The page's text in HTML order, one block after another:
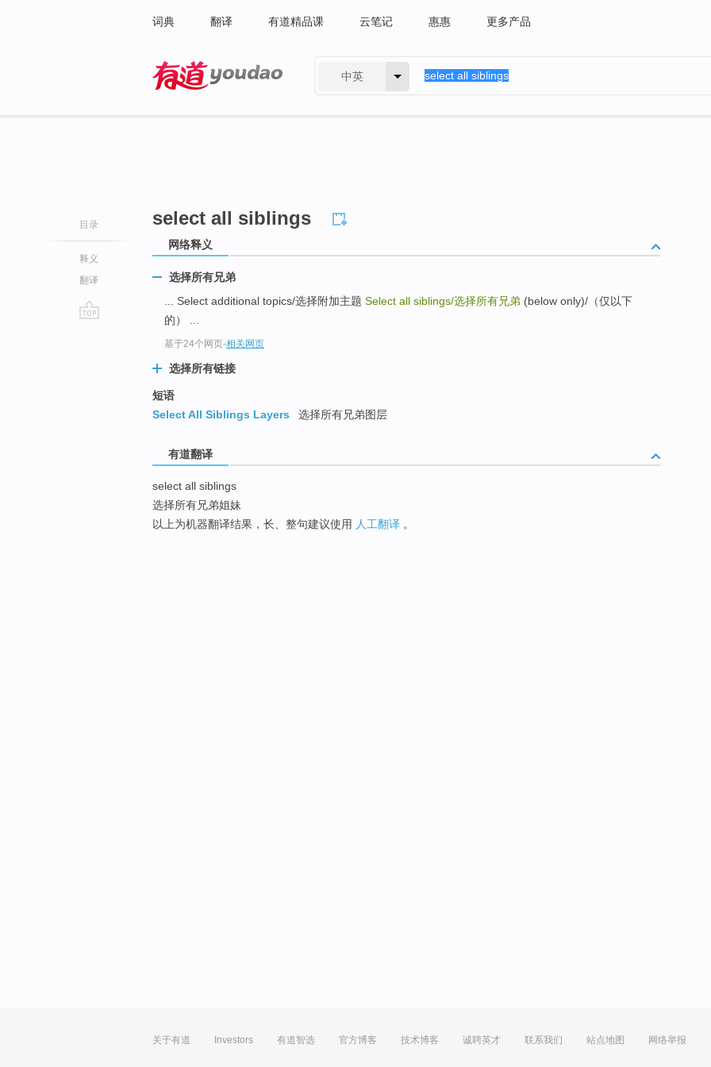
词典 翻译 有道精品课 云笔记 惠惠 更多产品
中英
目录
释义
翻译
select all siblings
网络释义
选择所有兄弟
... Select additional topics/选择附加主题 Select all siblings/选择所有兄弟 (below only)/（仅以下
的） ...
基于24个网页-相关网页
选择所有链接
短语
Select All Siblings Layers
选择所有兄弟图层
有道翻译
select all siblings
选择所有兄弟姐妹
以上为机器翻译结果，长、整句建议使用 人工翻译 。
关于有道 Investors 有道智选 官方博客 技术博客 诚聘英才 联系我们 站点地图 网络举报